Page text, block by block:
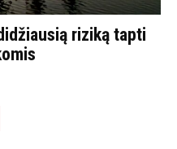
riziką tapti